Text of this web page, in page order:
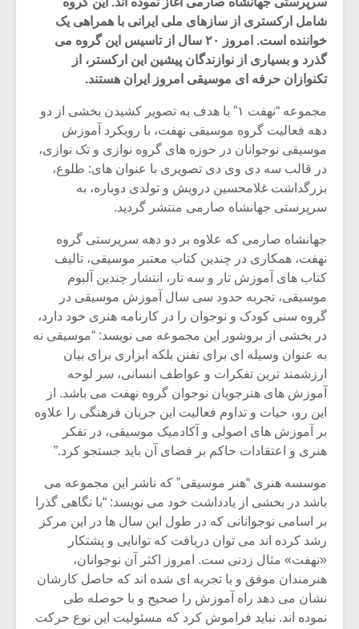
شامل ارکستری از سازهای ملی ایرانی با همراهی یک
خواننده است. امروز ۲۰ سال از تاسیس این گروه می
گذرد و بسیاری از نوازندگان پیشین این ارکستر، از
تکنوازان حرفه ای موسیقی امروز ایران هستند.
مجموعه “نهفت ۱” با هدف به تصویر کشیدن بخشی از دو
دهه فعالیت گروه موسیقی نهفت، با رویکرد آموزش
موسیقی نوجوانان در حوزه های گروه نوازی و تک نوازی،
در قالب سه دی وی دی تصویری با عنوان های: طلوع،
بزرگداشت غلامحسین درویش و تولدی دوباره، به
سرپرستی جهانشاه صارمی منتشر گردید.
جهانشاه صارمی که علاوه بر دو دهه سرپرستی گروه
نهفت، همکاری در چندین کتاب معتبر موسیقی، تالیف
کتاب های آموزش تار و سه تار، انتشار چندین آلبوم
موسیقی، تجربه حدود سی سال آموزش موسیقی در
گروه سنی کودک و نوجوان را در کارنامه هنری خود دارد،
در بخشی از بروشور این مجموعه می نویسد: “موسیقی نه
به عنوان وسیله ای برای تفنن بلکه ابزاری برای بیان
ارزشمند ترین تفکرات و عواطف انسانی، سر لوحه
آموزش های هنرجویان نوجوان گروه نهفت می باشد. از
این رو، حیات و تداوم فعالیت این جریان فرهنگی را علاوه
بر آموزش های اصولی و آکادمیک موسیقی، در تفکر
هنری و اعتقادات حاکم بر فضای آن باید جستجو کرد.”
موسسه هنری “هنر موسیقی” که ناشر این مجموعه می
باشد در بخشی از یادداشت خود می نویسد: “با نگاهی گذرا
بر اسامی نوجوانانی که در طول این سال ها در این مرکز
رشد کرده اند می توان دریافت که توانایی و پشتکار
«نهفت» مثال زدنی ست. امروز اکثر آن نوجوانان،
هنرمندان موفق و با تجربه ای شده اند که حاصل کارشان
نشان می دهد راه آموزش را صحیح و با حوصله طی
نموده اند. نباید فراموش کرد که مسئولیت این نوع حرکت
میکلوش روژا
یادداشتی بر موسیقی
متن فیلم «متری
شیش و نیم»
اگر نمی توانی
مشهورترین باشی،
بدنام ترین باش
برگزار